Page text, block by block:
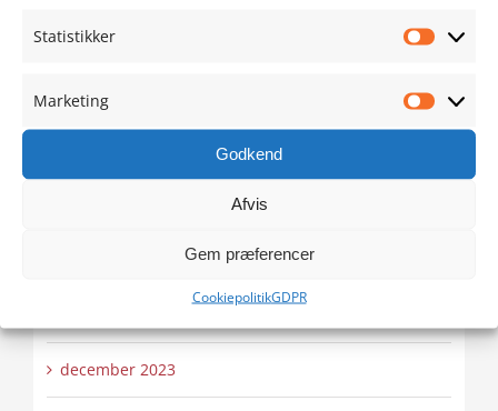
Statistikker
Marketing
Godkend
Afvis
Gem præferencer
CookiepolitikGDPR
juni 2024
maj 2024
december 2023